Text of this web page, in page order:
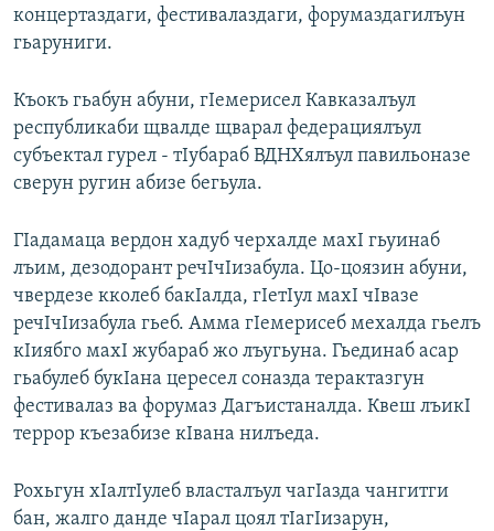
концертаздаги, фестивалаздаги, форумаздагилъун
гьаруниги.
Къокъ гьабун абуни, гIемерисел Кавказалъул
республикаби щвалде щварал федерациялъул
субъектал гурел - тIубараб ВДНХялъул павильоназе
сверун ругин абизе бегьула.
ГIадамаца вердон хадуб черхалде махI гьуинаб
лъим, дезодорант речIчIизабула. Цо-цоязин абуни,
чвердезе кколеб бакIалда, гIетIул махI чIвазе
речIчIизабула гьеб. Амма гIемерисеб мехалда гьелъ
кIиябго махI жубараб жо лъугьуна. Гьединаб асар
гьабулеб букIана цересел соназда терактазгун
фестивалаз ва форумаз Дагъистаналда. Квеш лъикI
террор къезабизе кIвана нилъеда.
Рохьгун хIалтIулеб власталъул чагIазда чангитги
бан, жалго данде чIарал цоял тIагIизарун,